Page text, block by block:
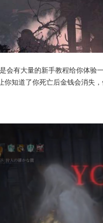
会有大量的新手教程给你体验
你知道了你死亡后金钱会消失